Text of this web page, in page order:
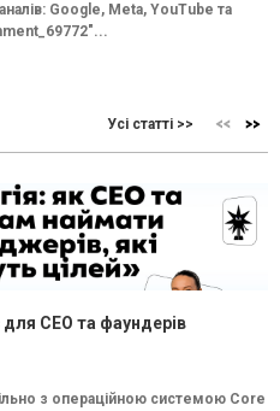
Google, Meta, YouTube та
Усі статті >>
CEO та фаундерів
з операційною системою Core